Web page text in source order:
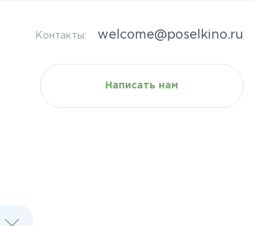
Контакты: welcome@poselkino.ru
Написать нам